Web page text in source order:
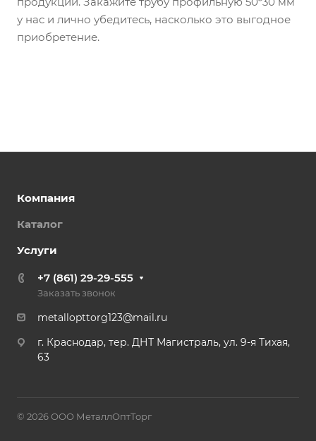
у нас и лично убедитесь, насколько это выгодное
приобретение.
Компания
Каталог
Услуги
+7 (861) 29-29-555
Заказать звонок
metallopttorg123@mail.ru
г. Краснодар, тер. ДНТ Магистраль, ул. 9-я Тихая,
63
© 2026 ООО МеталлОптТорг